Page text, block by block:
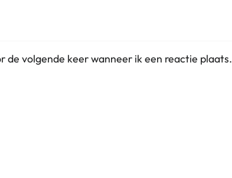
de volgende keer wanneer ik een reactie plaats.